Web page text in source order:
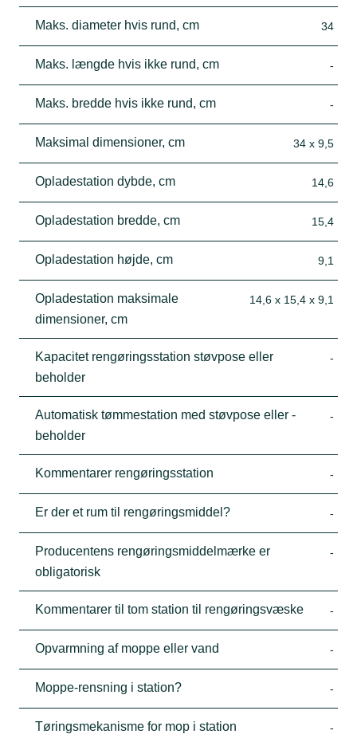
Maks. diameter hvis rund, cm 34
Maks. længde hvis ikke rund, cm -
Maks. bredde hvis ikke rund, cm -
Maksimal dimensioner, cm 34 x 9,5
Opladestation dybde, cm 14,6
Opladestation bredde, cm 15,4
Opladestation højde, cm 9,1
Opladestation maksimale
dimensioner, cm
14,6 x 15,4 x 9,1
Kapacitet rengøringsstation støvpose eller
beholder
-
Automatisk tømmestation med støvpose eller -
beholder
-
Kommentarer rengøringsstation -
Er der et rum til rengøringsmiddel? -
Producentens rengøringsmiddelmærke er
obligatorisk
-
Kommentarer til tom station til rengøringsvæske -
Opvarmning af moppe eller vand -
Moppe-rensning i station? -
Tøringsmekanisme for mop i station -